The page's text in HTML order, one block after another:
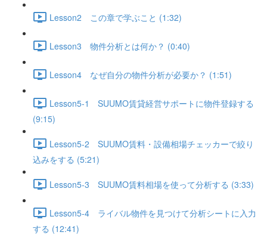
Lesson2 この章で学ぶこと (1:32)
Lesson3 物件分析とは何か？ (0:40)
Lesson4 なぜ自分の物件分析が必要か？ (1:51)
Lesson5-1 SUUMO賃貸経営サポートに物件登録する
(9:15)
Lesson5-2 SUUMO賃料・設備相場チェッカーで絞り
込みをする (5:21)
Lesson5-3 SUUMO賃料相場を使って分析する (3:33)
Lesson5-4 ライバル物件を見つけて分析シートに入力
する (12:41)